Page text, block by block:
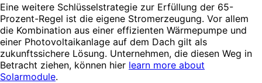
Eine weitere Schlüsselstrategie zur Erfüllung der 65-
Prozent-Regel ist die eigene Stromerzeugung. Vor allem
die Kombination aus einer effizienten Wärmepumpe und
einer Photovoltaikanlage auf dem Dach gilt als
zukunftssichere Lösung. Unternehmen, die diesen Weg in
Betracht ziehen, können hier learn more about
Solarmodule.